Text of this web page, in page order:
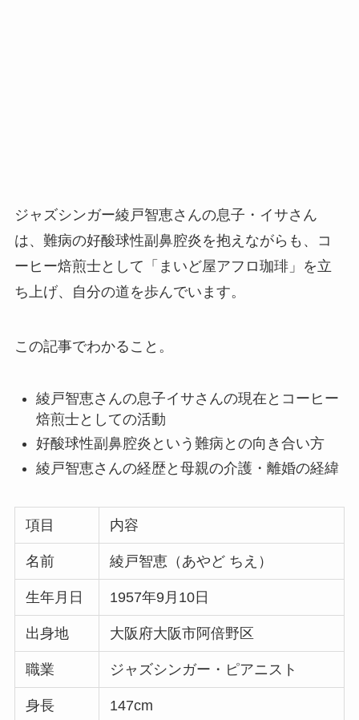
ジャズシンガー綾戸智恵さんの息子・イサさん
は、難病の好酸球性副鼻腔炎を抱えながらも、コ
ーヒー焙煎士として「まいど屋アフロ珈琲」を立
ち上げ、自分の道を歩んでいます。
この記事でわかること。
綾戸智恵さんの息子イサさんの現在とコーヒー
焙煎士としての活動
好酸球性副鼻腔炎という難病との向き合い方
綾戸智恵さんの経歴と母親の介護・離婚の経緯
項目 内容
名前 綾戸智恵（あやど ちえ）
生年月日 1957年9月10日
出身地 大阪府大阪市阿倍野区
職業 ジャズシンガー・ピアニスト
身長 147cm